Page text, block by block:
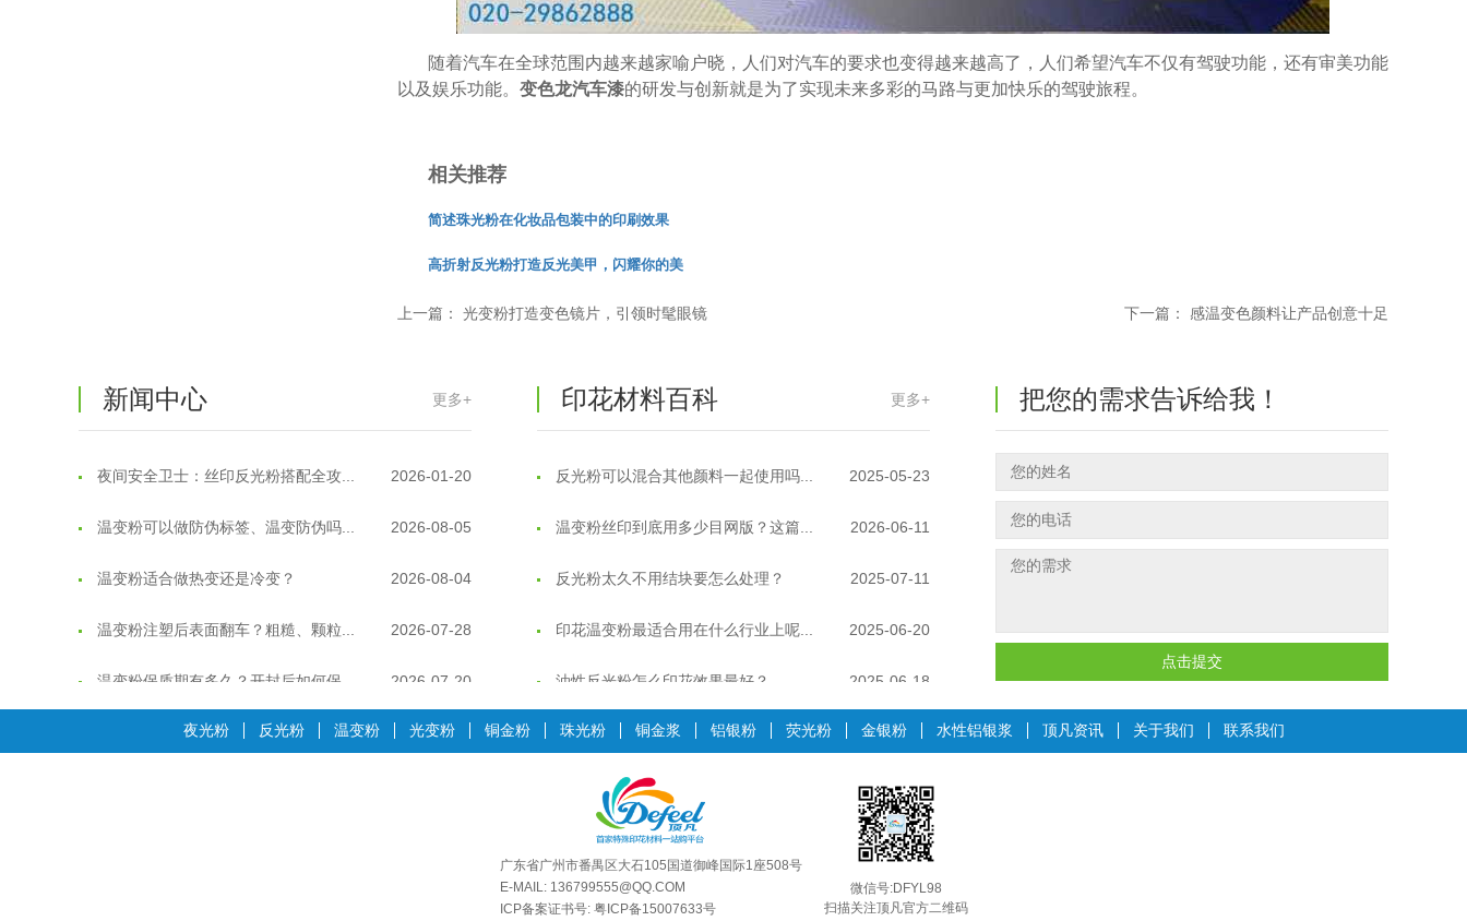
随着汽车在全球范围内越来越家喻户晓，人们对汽车的要求也变得越来越高了，人们希望汽车不仅有驾驶功能，还有审美功能
以及娱乐功能。变色龙汽车漆的研发与创新就是为了实现未来多彩的马路与更加快乐的驾驶旅程。
相关推荐
简述珠光粉在化妆品包装中的印刷效果
高折射反光粉打造反光美甲，闪耀你的美
上一篇：光变粉打造变色镜片，引领时髦眼镜 下一篇： 感温变色颜料让产品创意十足
新闻中心 更多+
2026-08-04
2026-07-28
2026-07-17
温变粉耐温真相：注塑"高温炼... 2026-07-03
温变粉"罢工"指南：为... 2026-07-10
印花材料百科 更多+
反光粉太久不用结块要怎么处理？ 2025-07-11
印花温变粉最适合用在什么行业上呢... 2025-06-20
反光粉能用在注塑工艺上吗？ 2025-06-02
反光粉是永久有效的吗？能用多久？ 2025-06-10
外墙涂料中怎么添加反光粉使用？ 2025-06-05
2025-06-03
反光粉能用在注塑工艺上吗？ 2025-06-02
把您的需求告诉给我！
点击提交
夜光粉 反光粉 温变粉 光变粉 铜金粉 珠光粉 铜金浆 铝银粉 荧光粉 金银粉 水性铝银浆 顶凡资讯 关于我们 联系我们
广东省广州市番禺区大石105国道御峰国际1座508号
E-MAIL: 136799555@QQ.COM
ICP备案证书号: 粤ICP备15007633号
微信号:DFYL98
扫描关注顶凡官方二维码